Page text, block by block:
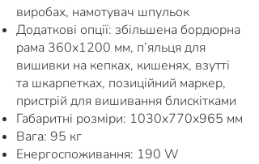
виробах, намотувач шпульок
Додаткові опції: збільшена бордюрна
рама 360х1200 мм, п’яльця для
вишивки на кепках, кишенях, взутті
та шкарпетках, позиційний маркер,
пристрій для вишивання блискітками
Габаритні розміри: 1030x770x965 мм
Вага: 95 кг
Енергоспоживання: 190 W